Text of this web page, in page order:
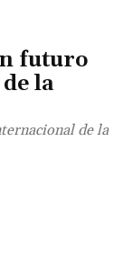
futuro
la
de la